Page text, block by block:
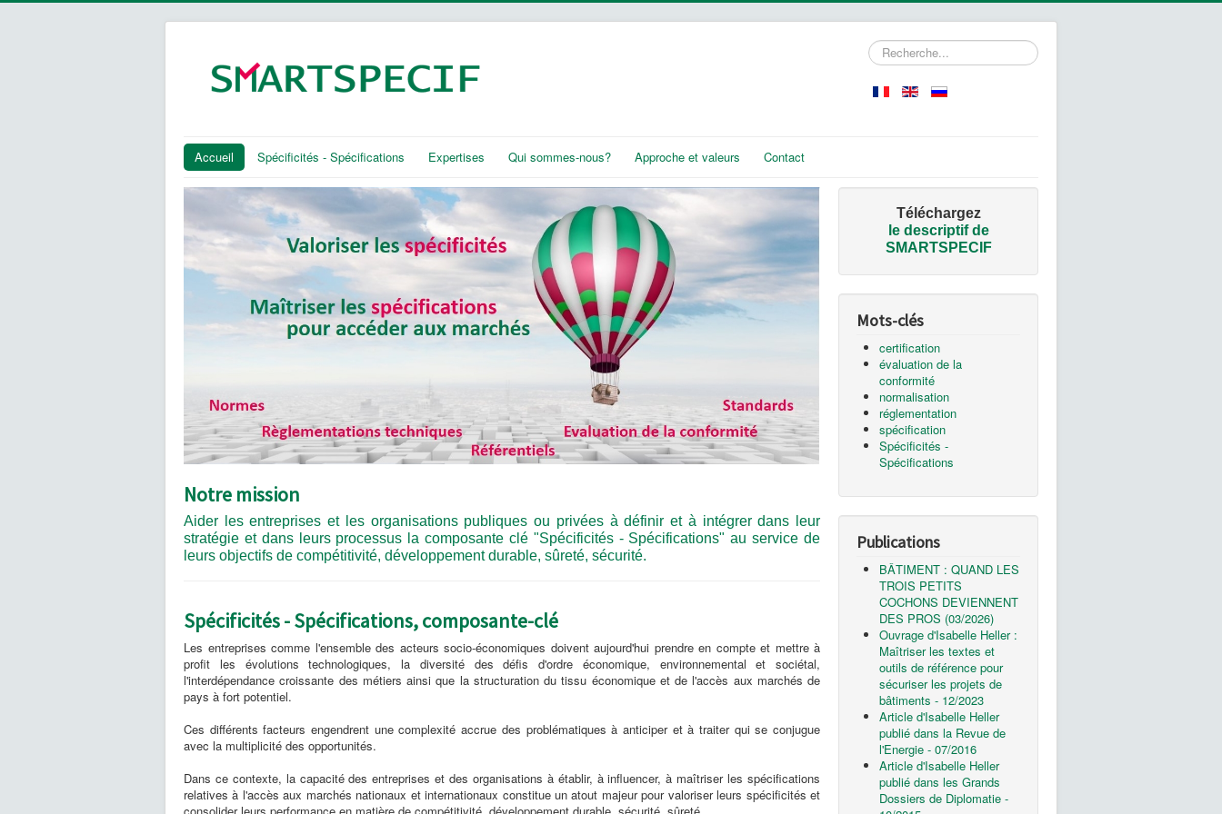
Rechercher
Accueil Spécificités - Spécifications Expertises Qui sommes-nous? Approche et valeurs Contact
Notre mission
Aider les entreprises et les organisations publiques ou privées à définir et à intégrer dans leur
stratégie et dans leurs processus la composante clé "Spécificités- Spécifications"au service de
leurs objectifs de compétitivité, développement durable, sûreté, sécurité.
Spécificités - Spécifications, composante-clé
Les entreprises comme l'ensemble des acteurs socio-économiques doivent aujourd'hui prendre en compte et mettre à
profit les évolutions technologiques, la diversité des défis d'ordre économique, environnemental et sociétal,
l'interdépendance croissante des métiers ainsi que la structuration du tissu économique et de l'accès aux marchés de
pays à fort potentiel.
Ces différents facteurs engendrent une complexité accrue des problématiques à anticiper et à traiter qui se conjugue
avec la multiplicité des opportunités.
Dans ce contexte, la capacité des entreprises et des organisations à établir, à influencer, à maîtriser les spécifications
relatives à l'accès aux marchés nationaux et internationaux constitue un atout majeur pour valoriser leurs spécificités et
Téléchargez
le descriptif de
SMARTSPECIF
Mots-clés
certification
évaluation de la
conformité
normalisation
réglementation
spécification
Spécificités -
Spécifications
Publications
BÂTIMENT : QUAND LES
TROIS PETITS
COCHONS DEVIENNENT
DES PROS (03/2026)
Ouvrage d'Isabelle Heller :
Maîtriser les textes et
outils de référence pour
sécuriser les projets de
bâtiments - 12/2023
Article d'Isabelle Heller
publié dans la Revue de
l'Energie - 07/2016
Article d'Isabelle Heller
publié dans les Grands
Dossiers de Diplomatie -